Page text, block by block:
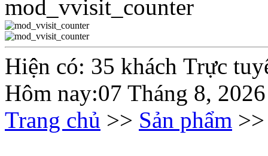
Hiện có: 35 khách Trực
Hôm nay:07 Tháng 8, 2026
Trang chủ >> Sản phẩm